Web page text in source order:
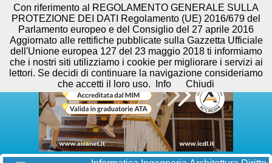
Con riferimento al REGOLAMENTO GENERALE SULLA
PROTEZIONE DEI DATI Regolamento (UE) 2016/679 del
Parlamento europeo e del Consiglio del 27 aprile 2016
Aggiornato alle rettifiche pubblicate sulla Gazzetta Ufficiale
dell'Unione europea 127 del 23 maggio 2018 ti informiamo
che i nostri siti utilizziamo i cookie per migliorare i servizi ai
lettori. Se decidi di continuare la navigazione consideriamo
che accetti il loro uso.
Info Chiudi